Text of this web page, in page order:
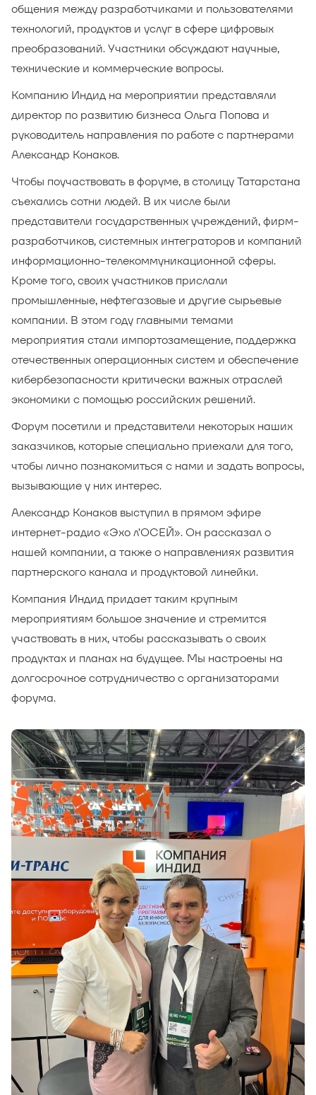
общения между разработчиками и пользователями
технологий, продуктов и услуг в сфере цифровых
преобразований. Участники обсуждают научные,
технические и коммерческие вопросы.
Компанию Индид на мероприятии представляли
директор по развитию бизнеса Ольга Попова и
руководитель направления по работе с партнерами
Александр Конаков.
Чтобы поучаствовать в форуме, в столицу Татарстана
съехались сотни людей. В их числе были
представители государственных учреждений, фирм-
разработчиков, системных интеграторов и компаний
информационно-телекоммуникационной сферы.
Кроме того, своих участников прислали
промышленные, нефтегазовые и другие сырьевые
компании. В этом году главными темами
мероприятия стали импортозамещение, поддержка
отечественных операционных систем и обеспечение
кибербезопасности критически важных отраслей
экономики с помощью российских решений.
Форум посетили и представители некоторых наших
заказчиков, которые специально приехали для того,
чтобы лично познакомиться с нами и задать вопросы,
вызывающие у них интерес.
Александр Конаков выступил в прямом эфире
интернет-радио «Эхо л’ОСЕЙ». Он рассказал о
нашей компании, а также о направлениях развития
партнерского канала и продуктовой линейки.
Компания Индид придает таким крупным
мероприятиям большое значение и стремится
участвовать в них, чтобы рассказывать о своих
продуктах и планах на будущее. Мы настроены на
долгосрочное сотрудничество с организаторами
форума.